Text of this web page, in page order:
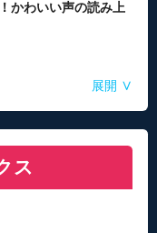
かわいい声の読み上
ルランキング！使い
フリーソフト・サイ
上げソフト・サイ
い方・評判・違法性
？
のダウンロード方法
展開 ∨
ス